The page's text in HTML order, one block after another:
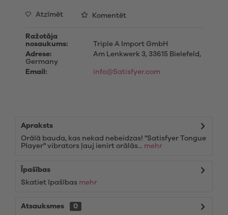
Atzīmēt Komentēt
Ražotāja
nosaukums:
Triple A Import GmbH
Adrese:
Am Lenkwerk 3, 33615 Bielefeld,
Germany
Email:
info@Satisfyer.com
Apraksts
Orālā bauda, kas nekad nebeidzas! "Satisfyer Tongue
Player" vibrators ļauj ienirt orālās... mehr
Īpašības
Skatiet īpašības mehr
Atsauksmes
0